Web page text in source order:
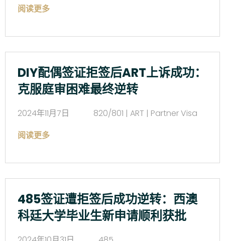
阅读更多
DIY配偶签证拒签后ART上诉成功：
克服庭审困难最终逆转
2024年11月7日
820/801 | ART | Partner Visa
阅读更多
485签证遭拒签后成功逆转：西澳
科廷大学毕业生新申请顺利获批